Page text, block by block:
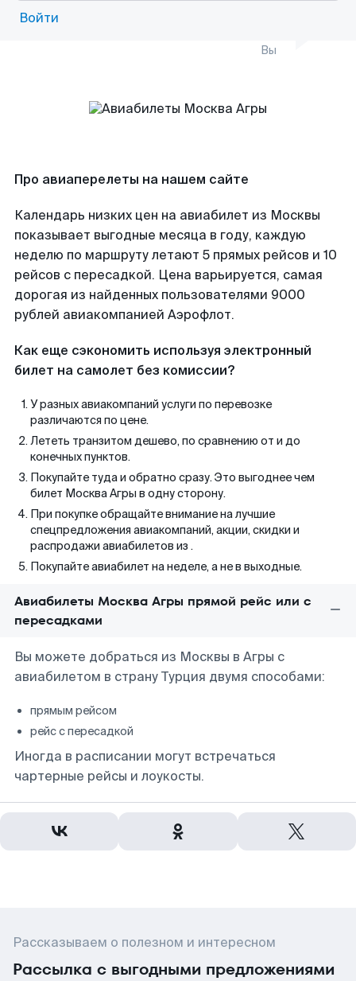
Войти
Вы
Про авиаперелеты на нашем сайте
Календарь низких цен на авиабилет из Москвы
показывает выгодные месяца в году, каждую
неделю по маршруту летают 5 прямых рейсов и 10
рейсов с пересадкой. Цена варьируется, самая
дорогая из найденных пользователями 9000
рублей авиакомпанией Аэрофлот.
Как еще сэкономить используя электронный
билет на самолет без комиссии?
У разных авиакомпаний услуги по перевозке
различаются по цене.
Лететь транзитом дешево, по сравнению от и до
конечных пунктов.
Покупайте туда и обратно сразу. Это выгоднее чем
билет Москва Агры в одну сторону.
При покупке обращайте внимание на лучшие
спецпредложения авиакомпаний, акции, скидки и
распродажи авиабилетов из .
Покупайте авиабилет на неделе, а не в выходные.
Авиабилеты Москва Агры прямой рейс или с
пересадками
Вы можете добраться из Москвы в Агры с
авиабилетом в страну Турция двумя способами:
прямым рейсом
рейс с пересадкой
Иногда в расписании могут встречаться
чартерные рейсы и лоукосты.
Рассказываем о полезном и интересном
Рассылка с выгодными предложениями